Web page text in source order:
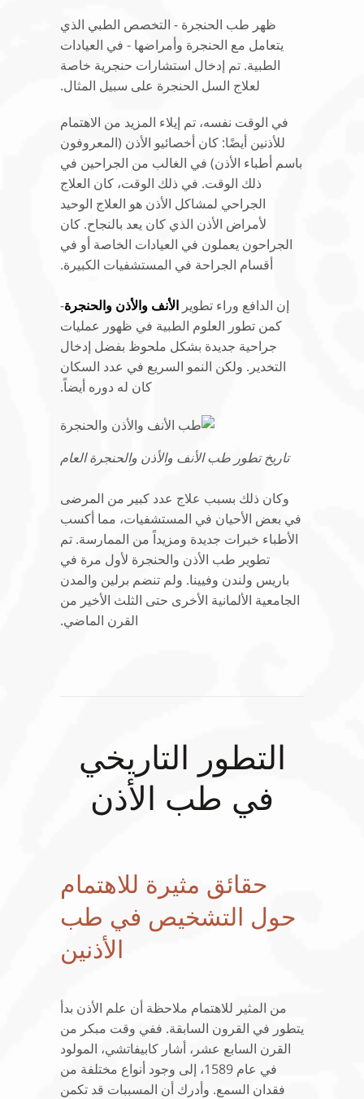
ظهر طب الحنجرة - التخصص الطبي الذي
يتعامل مع الحنجرة وأمراضها - في العيادات
الطبية. تم إدخال استشارات حنجرية خاصة
لعلاج السل الحنجرة على سبيل المثال.
في الوقت نفسه، تم إيلاء المزيد من الاهتمام
للأذنين أيضًا: كان أخصائيو الأذن (المعروفون
باسم أطباء الأذن) في الغالب من الجراحين في
ذلك الوقت. في ذلك الوقت، كان العلاج
الجراحي لمشاكل الأذن هو العلاج الوحيد
لأمراض الأذن الذي كان يعد بالنجاح. كان
الجراحون يعملون في العيادات الخاصة أو في
أقسام الجراحة في المستشفيات الكبيرة.
إن الدافع وراء تطوير الأنف والأذن والحنجرة-
كمن تطور العلوم الطبية في ظهور عمليات
جراحية جديدة بشكل ملحوظ بفضل إدخال
التخدير. ولكن النمو السريع في عدد السكان
كان له دوره أيضاً.
تاريخ تطور طب الأنف والأذن والحنجرة العام
وكان ذلك بسبب علاج عدد كبير من المرضى
في بعض الأحيان في المستشفيات، مما أكسب
الأطباء خبرات جديدة ومزيداً من الممارسة. تم
تطوير طب الأذن والحنجرة لأول مرة في
باريس ولندن وفيينا. ولم تنضم برلين والمدن
الجامعية الألمانية الأخرى حتى الثلث الأخير من
القرن الماضي.
التطور التاريخي
في طب الأذن
حقائق مثيرة للاهتمام
حول التشخيص في طب
الأذنين
من المثير للاهتمام ملاحظة أن علم الأذن بدأ
يتطور في القرون السابقة. ففي وقت مبكر من
القرن السابع عشر، أشار كابيفاتشي، المولود
في عام 1589، إلى وجود أنواع مختلفة من
فقدان السمع. وأدرك أن المسببات قد تكمن